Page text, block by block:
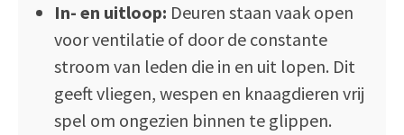
In- en uitloop: Deuren staan vaak open
voor ventilatie of door de constante
stroom van leden die in en uit lopen. Dit
geeft vliegen, wespen en knaagdieren vrij
spel om ongezien binnen te glippen.